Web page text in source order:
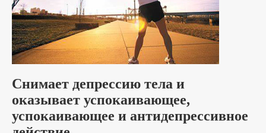
Снимает депрессию тела и
оказывает успокаивающее,
успокаивающее и антидепрессивное